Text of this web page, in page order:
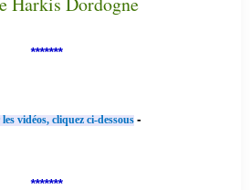
*******
vidéos, cliquez ci-dessous -
*******